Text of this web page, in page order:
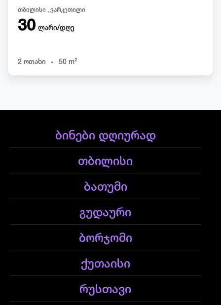
თბილისი , ვარკეთილი
30 ლარი/დღე
2 ოთახი . 50 m²
ბინები დღიურად
თბილისი
ბათუმი
გუდაური
ბორჯომი
ქუთაისი
რუსთავი